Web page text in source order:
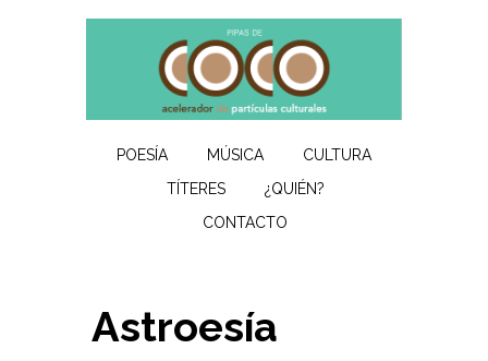
POESÍA MÚSICA
CULTURA
TÍTERES
¿QUIÉN?
CONTACTO
Astroesía